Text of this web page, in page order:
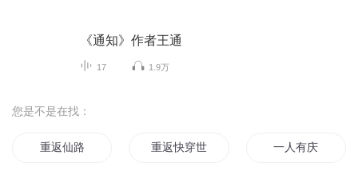
《通知》作者王通
17 1.9万
您是不是在找：
重返仙路 重返快穿世界 一人有庆